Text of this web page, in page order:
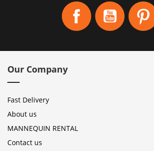
Facebook YouTube
Our Company
Fast Delivery
About us
MANNEQUIN RENTAL
Contact us